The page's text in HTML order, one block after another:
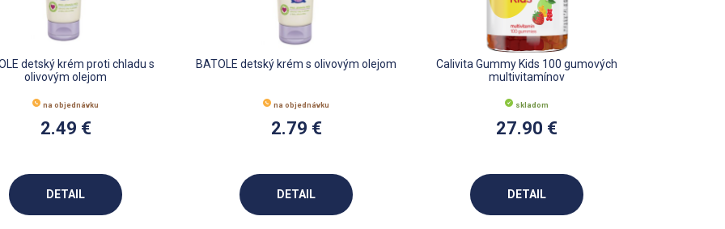
detský krém proti chladu s
olivovým olejom
na objednávku
2.49 €
DETAIL
BATOLE detský krém s olivovým olejom
na objednávku
2.79 €
DETAIL
Calivita Gummy Kids 100 gumových
multivitamínov
skladom
27.90 €
DETAIL